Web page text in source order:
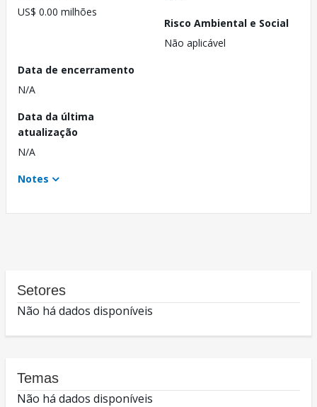
US$ 0.00 milhões
Risco Ambiental e Social
Não aplicável
Data de encerramento
N/A
Data da última
atualização
N/A
Notes
Setores
Não há dados disponíveis
Temas
Não há dados disponíveis